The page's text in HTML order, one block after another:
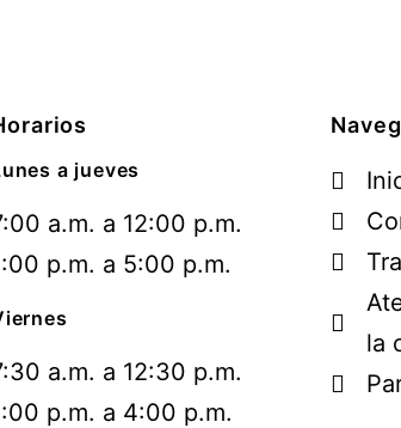
a jueves
a.m. a 12:00 p.m.
p.m. a 5:00 p.m.
a.m. a 12:30 p.m.
p.m. a 4:00 p.m.
la